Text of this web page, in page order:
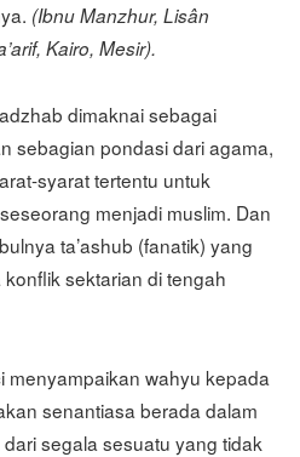
(Ibnu Manzhur, Lisân
Kairo, Mesir).
dimaknai sebagai
sebagian pondasi dari agama,
syarat tertentu untuk
menjadi muslim. Dan
ta’ashub (fanatik) yang
sektarian di tengah
menyampaikan wahyu kepada
senantiasa berada dalam
segala sesuatu yang tidak